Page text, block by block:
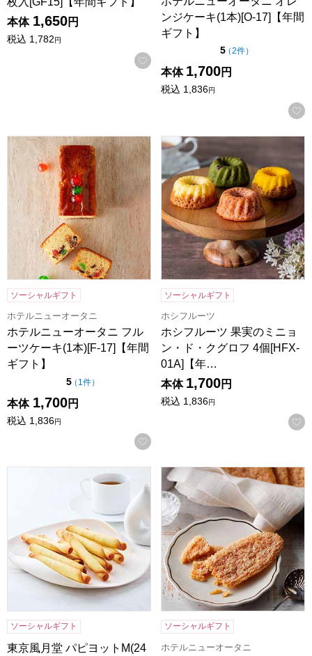
本体 1,650円
税込 1,782円
お気に入りに登録する
ンジケーキ(1本)[O-17]【年間
ギフト】
5点（5点満点中）
（2件の評価
）
本体 1,700円
税込 1,836円
ホテルニューオータニ フルーツケーキ(1本)[F-17]【年間ギフ
ソーシャルギフト
ホテルニューオータニ
ホテルニューオータニ フル
ーツケーキ(1本)[F-17]【年間
ギフト】
5点（5点満点中）
（ 1件の評価
）
本体 1,700円
税込 1,836円
お気に入りに登録する
ホシフルーツ 果実のミニョ
ソーシャルギフト
ホシフルーツ
ホシフルーツ 果実のミニョ
ン・ド・クグロフ 4個[HFX-
01A]【年…
本体 1,700円
税込 1,836円
東京風月堂 パピヨットM(24本入)[PM]【年間ギフト】
ソーシャルギフト
東京風月堂 パピヨットM(24
ホテルニューオータニ リー
ソーシャルギフト
ホテルニューオータニ